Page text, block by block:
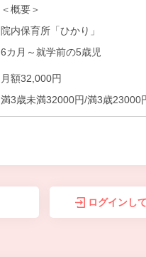
＜概要＞
院内保育所「ひかり」
6カ月～就学前の5歳児
月額32,000円
満3歳未満32000円/満3歳23000
ログインし